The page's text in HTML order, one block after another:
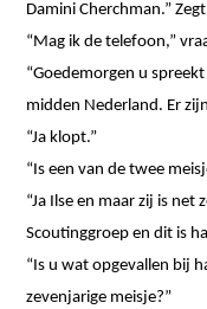
Damini Cherchman.”
“Mag ik de telefoon,”
“Goedemorgen u
midden Nederland. Er
“Ja klopt.”
“Is een van de twee
“Ja Ilse en maar zij is net
Scoutinggroep en dit is
“Is u wat opgevallen bij
zevenjarige meisje?”